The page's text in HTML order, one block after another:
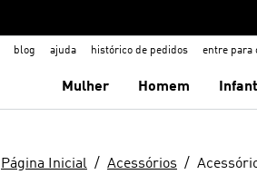
blog ajuda histórico de pedidos entre para
Mulher Homem
Página Inicial Acessórios